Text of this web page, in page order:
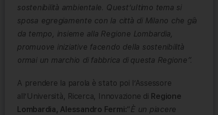
sostenibilità ambientale. Quest’ultimo tema si
sposa egregiamente con la città di Milano che già
da tempo, insieme alla Regione Lombardia,
promuove iniziative facendo della sostenibilità
ormai un marchio di fabbrica di questa Regione”.
A prendere la parola è stato poi l’Assessore
all’Università, Ricerca, Innovazione di Regione
Lombardia, Alessandro Fermi:“È un piacere